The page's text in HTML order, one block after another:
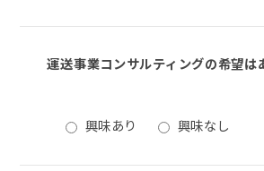
運送事業コンサルティングの希望は
興味あり 興味なし